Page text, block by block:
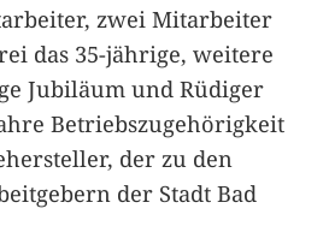
zwei Mitarbeiter
das 35-jährige, weitere
Jubiläum und Rüdiger
Betriebszugehörigkeit
der zu den
der Stadt Bad